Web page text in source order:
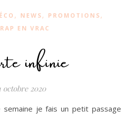
, NEWS, PROMOTIONS,
EN VRAC
infinie
octobre 2020